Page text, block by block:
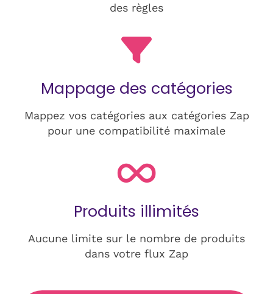
des règles
Mappage des catégories
Mappez vos catégories aux catégories Zap
pour une compatibilité maximale
Produits illimités
Aucune limite sur le nombre de produits
dans votre flux Zap